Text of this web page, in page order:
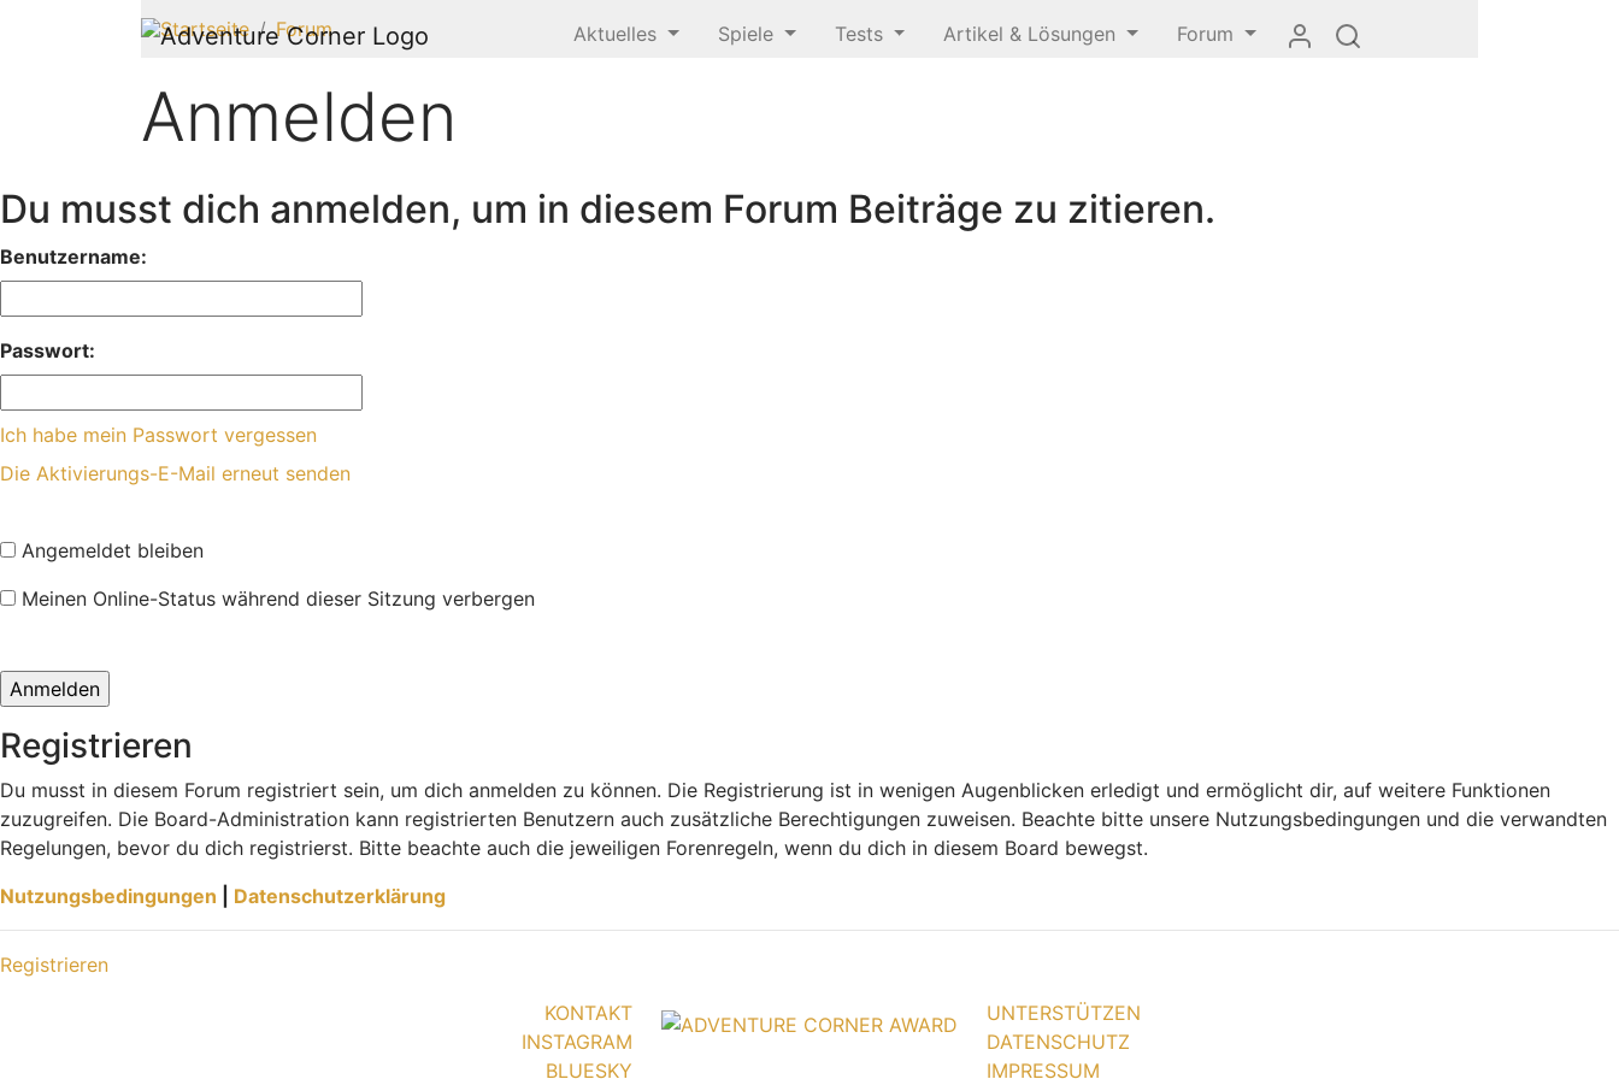
Aktuelles Spiele Tests Artikel & Lösungen Forum
Startseite Forum
Anmelden
Du musst dich anmelden, um in diesem Forum Beiträge zu zitieren.
Benutzername:
Passwort:
Ich habe mein Passwort vergessen
Die Aktivierungs-E-Mail erneut senden
Angemeldet bleiben
Meinen Online-Status während dieser Sitzung verbergen
Registrieren
Du musst in diesem Forum registriert sein, um dich anmelden zu können. Die Registrierung ist in wenigen Augenblicken erledigt und ermöglicht dir, auf weitere Funktionen
zuzugreifen. Die Board-Administration kann registrierten Benutzern auch zusätzliche Berechtigungen zuweisen. Beachte bitte unsere Nutzungsbedingungen und die verwandten
Regelungen, bevor du dich registrierst. Bitte beachte auch die jeweiligen Forenregeln, wenn du dich in diesem Board bewegst.
Nutzungsbedingungen
Datenschutzerklärung
Registrieren
KONTAKT
INSTAGRAM
BLUESKY
UNTERSTÜTZEN
DATENSCHUTZ
IMPRESSUM